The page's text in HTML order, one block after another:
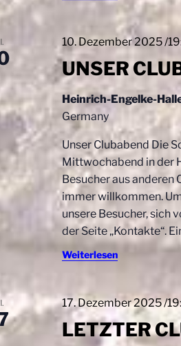
UNSER
10. Dezember 2025 /
Heinrich-Engelke-
Germany
Unser Clubabend Die
Mittwochabend in der
Besucher aus anderen
immer willkommen.
unsere Besucher, sich
der Seite „Kontakte“.
Weiterlesen
LETZTER
17. Dezember 2025 /